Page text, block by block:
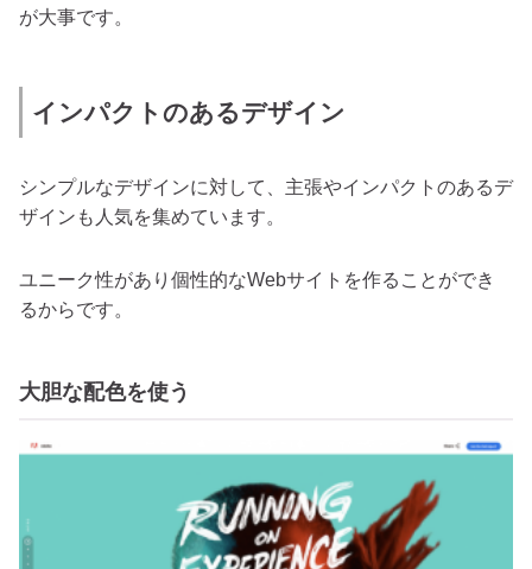
が大事です。
インパクトのあるデザイン
シンプルなデザインに対して、主張やインパクトのあるデ
ザインも人気を集めています。
ユニーク性があり個性的なWebサイトを作ることができ
るからです。
大胆な配色を使う